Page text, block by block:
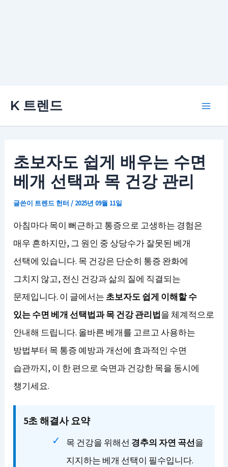
K 트렌드
초보자도 쉽게 배우는 수면
베개 선택과 목 건강 관리
글쓴이 트렌드 헌터/ 2025년 09월 11일
아침마다 목이 뻐근하고 통증으로 고생하는 경험은
매우 흔하지만, 그 원인 중 상당수가 잘못된 베개
선택에 있습니다. 목 건강은 단순히 통증 완화에
그치지 않고, 전신 건강과 삶의 질에 직결되는
문제입니다. 이 글에서는 초보자도 쉽게 이해할 수
있는 수면 베개 선택법과 목 건강 관리법을 체계적으로
안내해 드립니다. 올바른 베개를 고르고 사용하는
방법부터 목 통증 예방과 개선에 효과적인 수면
습관까지, 이 한 편으로 숙면과 건강한 목을 동시에
챙기세요.
5초 해결사 요약
목 건강을 위해선 경추의 자연 곡선을
지지하는 베개 선택이 필수입니다.